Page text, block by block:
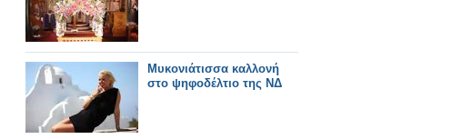
Μυκονιάτισσα καλλονή
στο ψηφοδέλτιο της ΝΔ